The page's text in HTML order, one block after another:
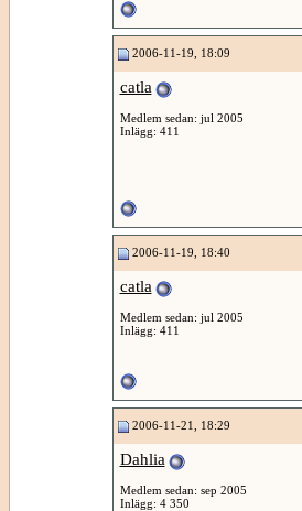
2006-11-19, 18:09
catla
Medlem sedan: jul 2005
Inlägg: 411
2006-11-19, 18:40
catla
Medlem sedan: jul 2005
Inlägg: 411
2006-11-21, 18:29
Dahlia
Medlem sedan: sep 2005
Inlägg: 4 350